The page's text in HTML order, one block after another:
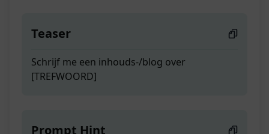
Teaser
Schrijf me een inhouds-/blog over
[TREFWOORD]
Prompt Hint